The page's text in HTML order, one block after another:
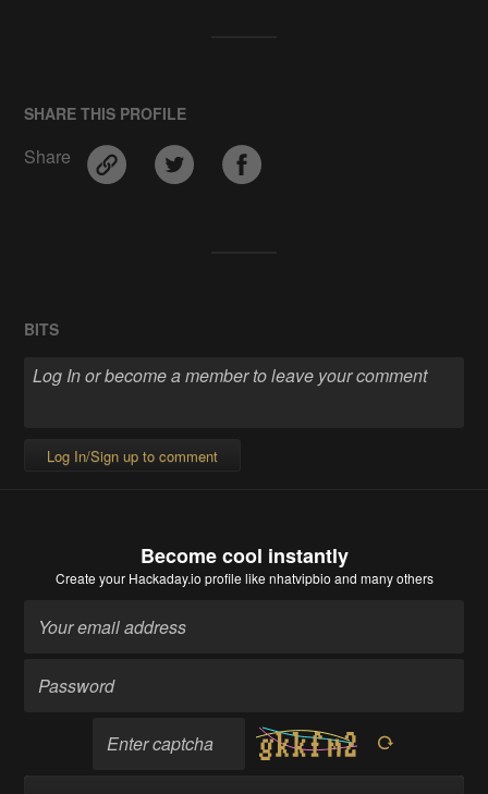
SHARE THIS PROFILE
Share
BITS
Log In/Sign up to comment
Become cool instantly
Create your Hackaday.io profile like nhatvipbio and many others